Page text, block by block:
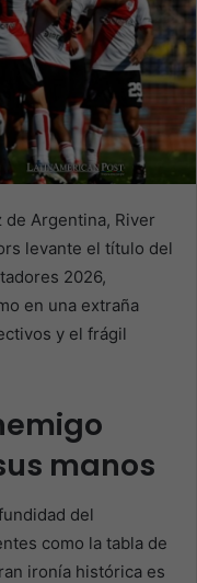
Argentina, River
levante el título del
2026,
en una extraña
y el frágil
manos
del
como la tabla de
ironía histórica es